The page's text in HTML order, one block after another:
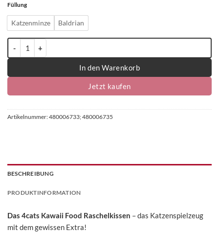
Füllung
Katzenminze Baldrian
In den Warenkorb
Jetzt kaufen
Artikelnummer:480006733; 480006735
BESCHREIBUNG
PRODUKTINFORMATION
Das 4cats Kawaii Food Raschelkissen – das Katzenspielzeug
mit dem gewissen Extra!